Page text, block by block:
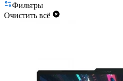
Фильтры
Очистить всё